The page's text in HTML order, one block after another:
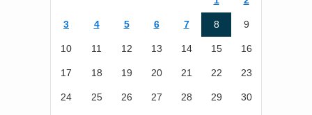
3 4 5 6 7 8 9
10 11 12 13 14 15 16
17 18 19 20 21 22 23
24 25 26 27 28 29 30